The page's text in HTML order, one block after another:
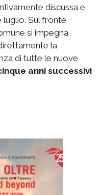
discussa e
luglio. Sul fronte
si impegna
la
di tutte le nuove
anni successivi